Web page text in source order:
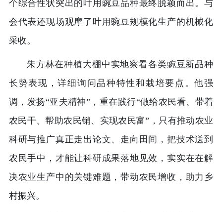
个综合性状突出的叶用豌豆品种最终脱颖而出。与
会代表还现场观摩了叶用豌豆规模化生产的机械化
采收。
朱方林在种植大棚中实地察看各类豌豆新品种
长势表现，详细询问品种特性和栽培要点。他强
调，发扬“亚夫精神”，重在践行“做给农民看、带着
农民干、帮助农民销、实现农民富”，只有推动农业
科研与推广真正走出论文、走向田间，把技术送到
农民手中，才能让科研成果落地见效，实实在在解
决农业生产中的关键难题，带动农民增收，助力乡
村振兴。